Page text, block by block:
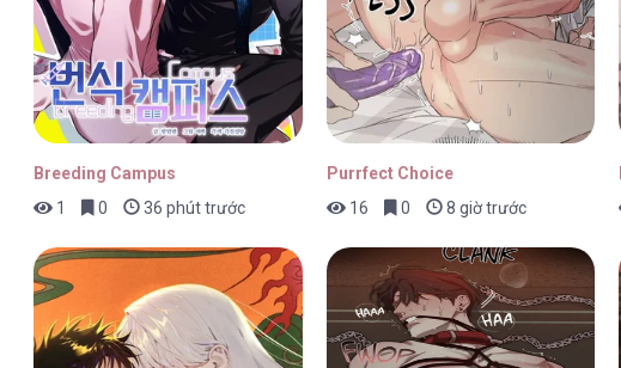
Off The Record [...] – Chap 4
Off The Record [...] – Chap 3
Breeding Campus
1
0 36 phút trước
Purrfect Choice
16
0 8 giờ trước